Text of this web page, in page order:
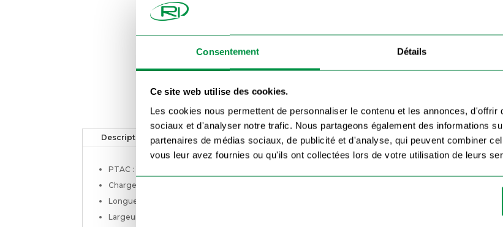
Consentement Détails
Ce site web utilise des cookies.
Les cookies nous permettent de personnaliser le contenu et les annonces,
sociaux et d'analyser notre trafic. Nous partageons également des informations
partenaires de médias sociaux, de publicité et d'analyse, qui peuvent combiner
vous leur avez fournies ou qu'ils ont collectées lors de votre utilisation de leurs
Support de roue de secours(+45€)
Pack
avec
grillagées
Description Informations complémentaires
PTAC : 1300 KG
Charge Utile : 860 kg (sans option)
Longueur utile : 3.00 m
Largeur utile : 1.70 m